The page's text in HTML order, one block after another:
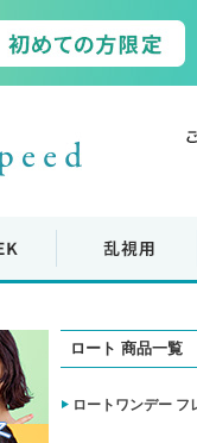
ロート 商品一覧
ロートワンデー フ